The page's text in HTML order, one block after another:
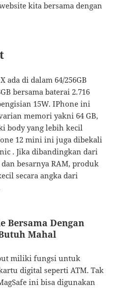
kita bersama dengan
ada di dalam 64/256GB
bersama baterai 2.716
15W. IPhone ini
memori yakni 64 GB,
body yang lebih kecil
12 mini ini juga dibekali
. Jika dibandingkan dari
besarnya RAM, produk
secara angka dari
Bersama Dengan
Mahal
miliki fungsi untuk
digital seperti ATM. Tak
ini bisa digunakan